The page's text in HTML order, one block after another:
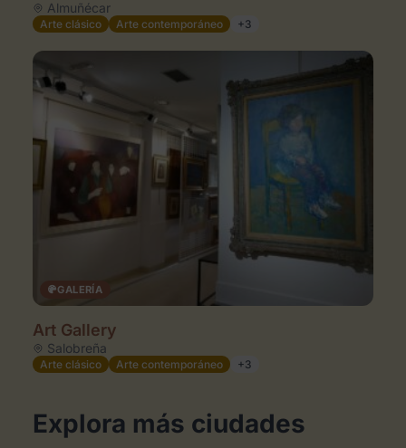
Almuñécar
Arte clásico Arte contemporáneo +3
GALERÍA
Art Gallery
Salobreña
Arte clásico Arte contemporáneo +3
Explora más ciudades